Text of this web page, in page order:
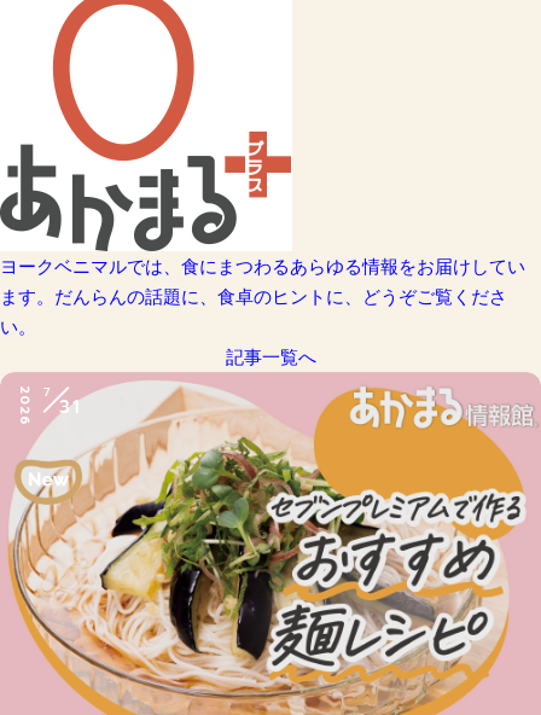
ヨークベニマルでは、食にまつわるあらゆる情報をお届けしてい
ます。だんらんの話題に、食卓のヒントに、どうぞご覧くださ
い。
記事一覧へ
2026 7
31